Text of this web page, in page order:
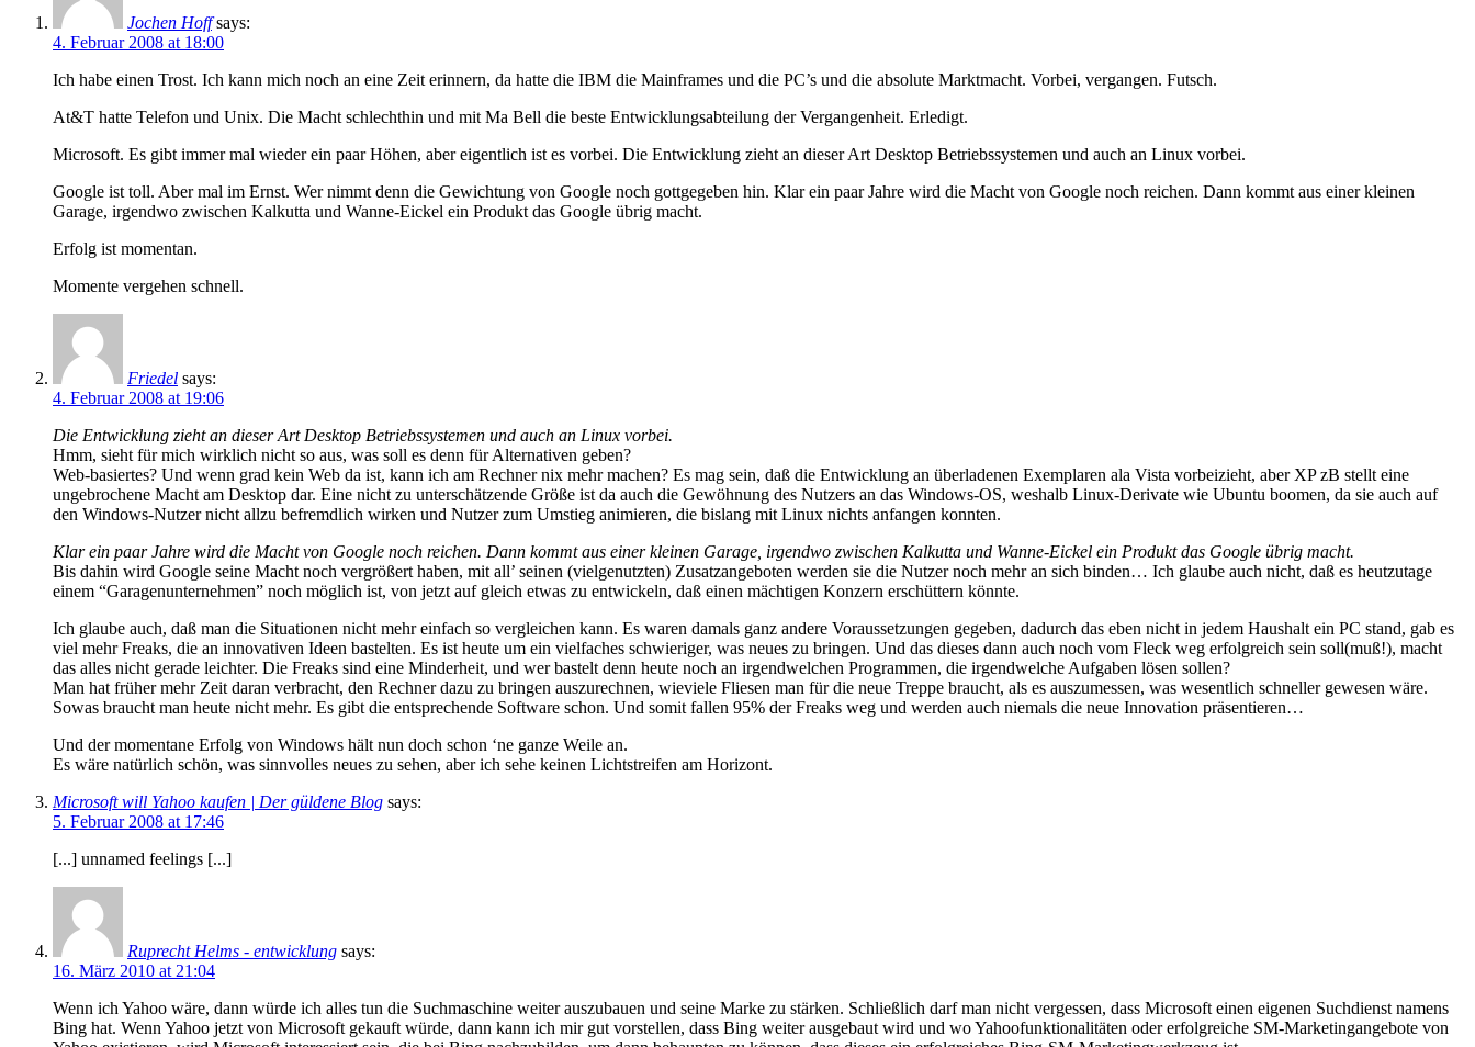
Jochen Hoff says:
4. Februar 2008 at 18:00
Ich habe einen Trost. Ich kann mich noch an eine Zeit erinnern, da hatte die IBM die Mainframes und die PC’s und die absolute Marktmacht. Vorbei, vergangen. Futsch.
At&T hatte Telefon und Unix. Die Macht schlechthin und mit Ma Bell die beste Entwicklungsabteilung der Vergangenheit. Erledigt.
Microsoft. Es gibt immer mal wieder ein paar Höhen, aber eigentlich ist es vorbei. Die Entwicklung zieht an dieser Art Desktop Betriebssystemen und auch an Linux vorbei.
Google ist toll. Aber mal im Ernst. Wer nimmt denn die Gewichtung von Google noch gottgegeben hin. Klar ein paar Jahre wird die Macht von Google noch reichen. Dann kommt aus einer kleinen
Garage, irgendwo zwischen Kalkutta und Wanne-Eickel ein Produkt das Google übrig macht.
Erfolg ist momentan.
Momente vergehen schnell.
Friedel says:
4. Februar 2008 at 19:06
Die Entwicklung zieht an dieser Art Desktop Betriebssystemen und auch an Linux vorbei.
Hmm, sieht für mich wirklich nicht so aus, was soll es denn für Alternativen geben?
Web-basiertes? Und wenn grad kein Web da ist, kann ich am Rechner nix mehr machen? Es mag sein, daß die Entwicklung an überladenen Exemplaren ala Vista vorbeizieht, aber XP zB stellt eine
ungebrochene Macht am Desktop dar. Eine nicht zu unterschätzende Größe ist da auch die Gewöhnung des Nutzers an das Windows-OS, weshalb Linux-Derivate wie Ubuntu boomen, da sie auch auf
den Windows-Nutzer nicht allzu befremdlich wirken und Nutzer zum Umstieg animieren, die bislang mit Linux nichts anfangen konnten.
Klar ein paar Jahre wird die Macht von Google noch reichen. Dann kommt aus einer kleinen Garage, irgendwo zwischen Kalkutta und Wanne-Eickel ein Produkt das Google übrig macht.
Bis dahin wird Google seine Macht noch vergrößert haben, mit all’ seinen (vielgenutzten) Zusatzangeboten werden sie die Nutzer noch mehr an sich binden… Ich glaube auch nicht, daß es heutzutage
einem “Garagenunternehmen” noch möglich ist, von jetzt auf gleich etwas zu entwickeln, daß einen mächtigen Konzern erschüttern könnte.
Ich glaube auch, daß man die Situationen nicht mehr einfach so vergleichen kann. Es waren damals ganz andere Voraussetzungen gegeben, dadurch das eben nicht in jedem Haushalt ein PC stand, gab es
viel mehr Freaks, die an innovativen Ideen bastelten. Es ist heute um ein vielfaches schwieriger, was neues zu bringen. Und das dieses dann auch noch vom Fleck weg erfolgreich sein soll(muß!), macht
das alles nicht gerade leichter. Die Freaks sind eine Minderheit, und wer bastelt denn heute noch an irgendwelchen Programmen, die irgendwelche Aufgaben lösen sollen?
Man hat früher mehr Zeit daran verbracht, den Rechner dazu zu bringen auszurechnen, wieviele Fliesen man für die neue Treppe braucht, als es auszumessen, was wesentlich schneller gewesen wäre.
Sowas braucht man heute nicht mehr. Es gibt die entsprechende Software schon. Und somit fallen 95% der Freaks weg und werden auch niemals die neue Innovation präsentieren…
Und der momentane Erfolg von Windows hält nun doch schon ‘ne ganze Weile an.
Es wäre natürlich schön, was sinnvolles neues zu sehen, aber ich sehe keinen Lichtstreifen am Horizont.
Microsoft will Yahoo kaufen | Der güldene Blog says:
5. Februar 2008 at 17:46
[...] unnamed feelings [...]
Ruprecht Helms - entwicklung says:
16. März 2010 at 21:04
Wenn ich Yahoo wäre, dann würde ich alles tun die Suchmaschine weiter auszubauen und seine Marke zu stärken. Schließlich darf man nicht vergessen, dass Microsoft einen eigenen Suchdienst namens
Bing hat. Wenn Yahoo jetzt von Microsoft gekauft würde, dann kann ich mir gut vorstellen, dass Bing weiter ausgebaut wird und wo Yahoofunktionalitäten oder erfolgreiche SM-Marketingangebote von